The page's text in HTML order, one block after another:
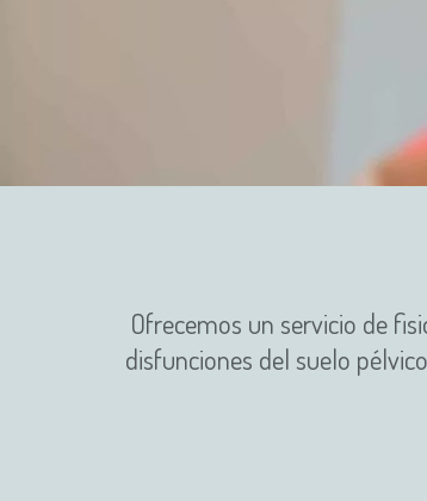
Ofrecemos un servicio de
disfunciones del suelo